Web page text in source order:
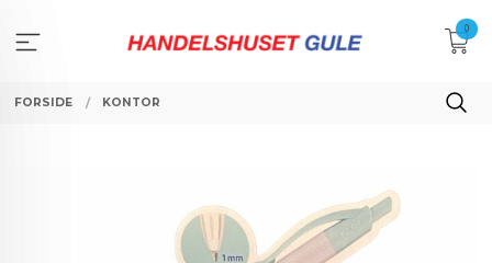
innholdet
0
FORSIDE KONTOR